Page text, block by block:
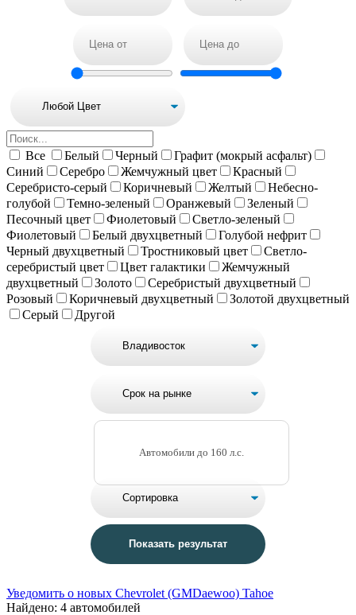
Все Белый Черный
Графит (мокрый асфальт)
Синий
Серебро Жемчужный цвет
Красный
Серебристо-серый
Коричневый Желтый
Небесно-
голубой
Темно-зеленый Оранжевый
Зеленый
Песочный цвет
Фиолетовый
Светло-зеленый
Фиолетовый
Белый двухцветный
Голубой нефрит
Черный двухцветный
Тростниковый цвет
Светло-
серебристый цвет
Цвет галактики
Жемчужный
двухцветный
Золото
Серебристый двухцветный
Розовый
Коричневый двухцветный
Золотой двухцветный
Серый
Другой
Автомобили до 160 л.с.
Уведомить о новых Chevrolet (GMDaewoo) Tahoe
Найдено: 4 автомобилей